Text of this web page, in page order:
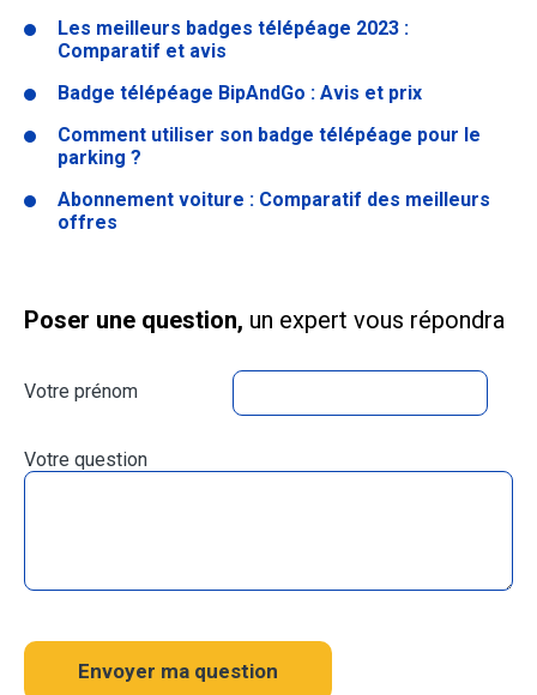
Les meilleurs badges télépéage 2023 :
Comparatif et avis
Badge télépéage BipAndGo : Avis et prix
Comment utiliser son badge télépéage pour le
parking ?
Abonnement voiture : Comparatif des meilleurs
offres
Poser une question, un expert vous répondra
Votre prénom
Votre question
Envoyer ma question